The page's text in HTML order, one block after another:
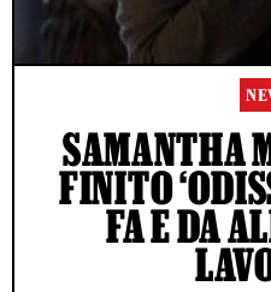
SAMANTHA
FINITO
FA E DA